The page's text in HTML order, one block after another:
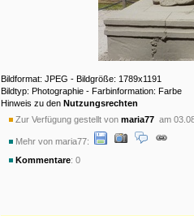
Bildformat: JPEG - Bildgröße: 1789x1191
Bildtyp: Photographie - Farbinformation: Farbe
Hinweis zu den Nutzungsrechten
Zur Verfügung gestellt von maria77 am
Mehr von maria77:
Kommentare: 0